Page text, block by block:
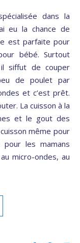
eu la chance de
est parfaite pour
bébé. Surtout
il siffut de couper
de poulet par
et c’est prêt.
La cuisson à la
et le gout des
même pour
pour les mamans
micro-ondes, au